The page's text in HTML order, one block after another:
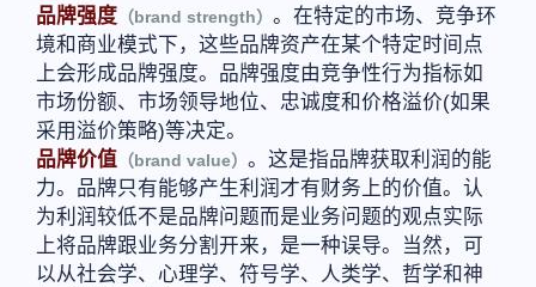
品牌强度（brand strength） 。在特定的市场、竞争环
境和商业模式下，这些品牌资产在某个特定时间点
上会形成品牌强度。品牌强度由竞争性行为指标如
市场份额、市场领导地位、忠诚度和价格溢价(如果
采用溢价策略)等决定。
品牌价值 （brand value） 。这是指品牌获取利润的能
力。品牌只有能够产生利润才有财务上的价值。认
为利润较低不是品牌问题而是业务问题的观点实际
上将品牌跟业务分割开来，是一种误导。当然，可
以从社会学、心理学、符号学、人类学、哲学和神